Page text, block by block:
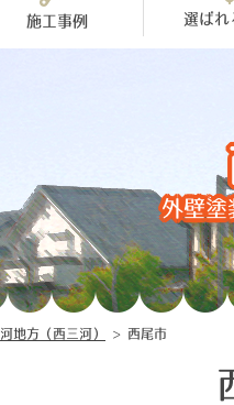
施工事例 選ばれ
外壁塗
地方（西三河） > 西尾市